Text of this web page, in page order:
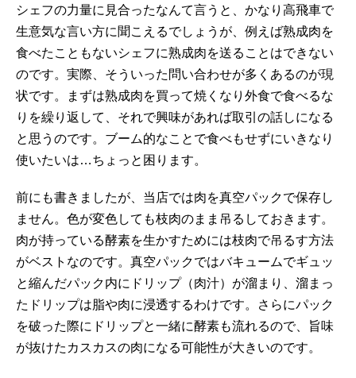
シェフの力量に見合ったなんて言うと、かなり高飛車で
生意気な言い方に聞こえるでしょうが、例えば熟成肉を
食べたこともないシェフに熟成肉を送ることはできない
のです。実際、そういった問い合わせが多くあるのが現
状です。まずは熟成肉を買って焼くなり外食で食べるな
りを繰り返して、それで興味があれば取引の話しになる
と思うのです。ブーム的なことで食べもせずにいきなり
使いたいは…ちょっと困ります。
前にも書きましたが、当店では肉を真空パックで保存し
ません。色が変色しても枝肉のまま吊るしておきます。
肉が持っている酵素を生かすためには枝肉で吊るす方法
がベストなのです。真空パックではバキュームでギュッ
と縮んだパック内にドリップ（肉汁）が溜まり、溜まっ
たドリップは脂や肉に浸透するわけです。さらにパック
を破った際にドリップと一緒に酵素も流れるので、旨味
が抜けたカスカスの肉になる可能性が大きいのです。